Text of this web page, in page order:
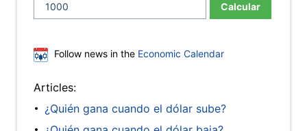
Calcular
Follow news in the Economic Calendar
Articles:
¿Quién gana cuando el dólar sube?